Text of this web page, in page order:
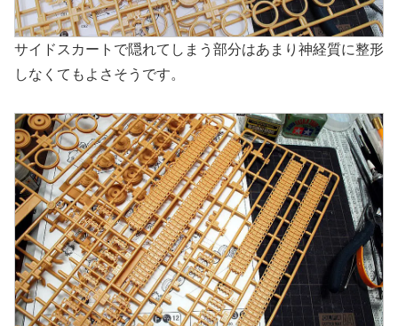
サイドスカートで隠れてしまう部分はあまり神経質に整形
しなくてもよさそうです。